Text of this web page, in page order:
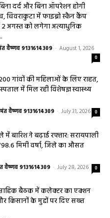
दर्द और बिना ऑपरेशन होगी
चिवराकुटा में फाइब्रो स्कैन कैंप
2 अगस्त को लगेगा अत्याधुनिक
वैष्णव 9131614309 - August 1, 2026
0
गांवों की महिलाओं के लिए राहत,
में मिल रही विशेषज्ञ स्वास्थ्य
वैष्णव 9131614309 - July 31, 2026 0
बारिश ने बढ़ाई रफ्तार: सरायपाली
मिमी वर्षा, जिले का औसत
वैष्णव 9131614309 - July 28, 2026 0
बैठक में कलेक्टर का एक्शन
किसानों के मुद्दों पर दिए सख्त